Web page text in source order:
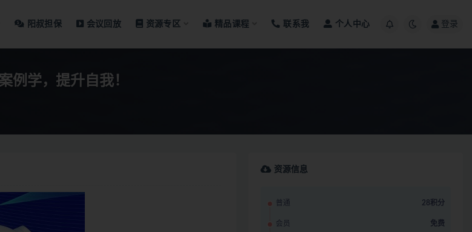
阳叔担保 会议回放 资源专区 精品课程 联系我 个人中心 登录
例学，提升自我！
资源信息
普通 28积分
会员 免费